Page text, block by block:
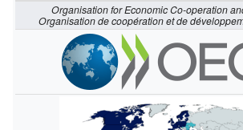
Organisation for Economic Co-operation
Organisation de coopération et de